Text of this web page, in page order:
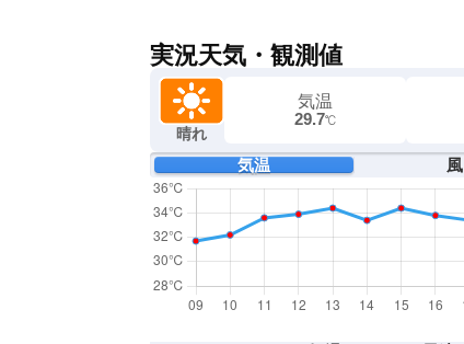
実況天気・観測値
晴れ
気温
29.7℃
気温 風